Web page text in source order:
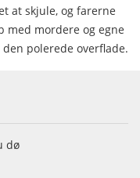
at skjule, og farerne
mordere og egne
polerede overflade.
dø